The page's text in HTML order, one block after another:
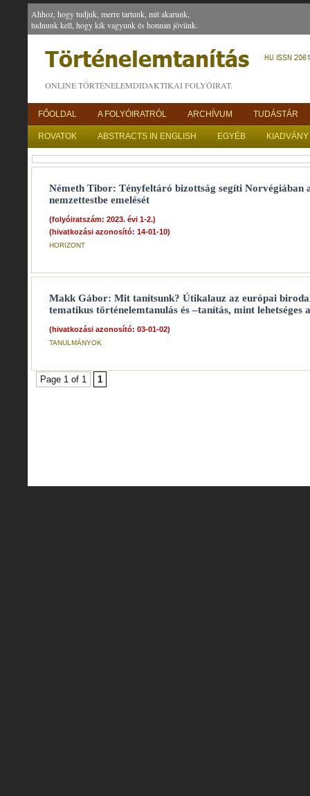
Ahhoz, hogy tudjuk, merre tartunk, mit akarunk,
tudnunk kell, hogy kik vagyunk és honnan jövünk.
ONLINE TÖRTÉNELEMDIDAKTIKAI FOLYÓIRAT.
FŐOLDAL A FOLYÓIRATRÓL ARCHÍVUM TUDÁSTÁR
ROVATOK ABSTRACTS IN ENGLISH EGYÉB
Németh Tibor: Tényfeltáró bizottság segíti Norvégiában
nemzettestbe emelését
(folyóiratszám: 2023. évi 1-2.)
(hivatkozási azonosító: 14-01-10)
HORIZONT
Makk Gábor: Mit tanítsunk? Útikalauz az európai
tematikus történelemtanulás és –tanítás, mint lehetséges
(hivatkozási azonosító: 03-01-02)
TANULMÁNYOK
Page 1 of 1 1